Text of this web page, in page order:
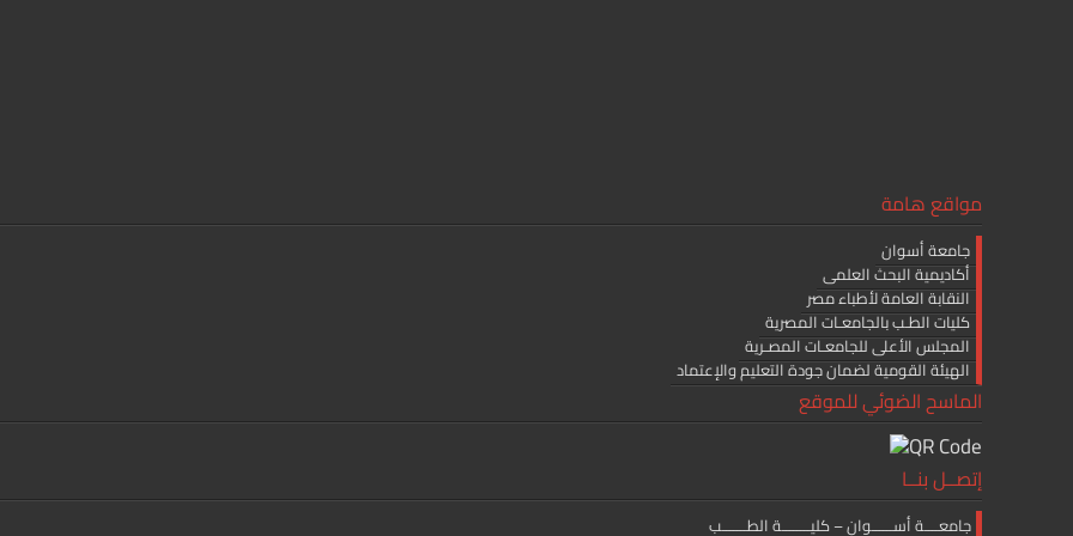
مواقع هامة
جامعة أسوان
أكاديمية البحث العلمى
النقابة العامة لأطباء مصر
كليات الطـب بالجامعـات المصرية
المجلس الأعلى للجامعـات المصـرية
الهيئة القومية لضمان جودة التعليم والإعتماد
الماسح الضوئي للموقع
إتصــل بنــا
جامعــــة أســــــوان – كليــــــــة الطـــــــب